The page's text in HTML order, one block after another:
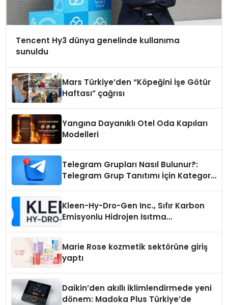
Tencent Hy3 dünya genelinde kullanıma
sunuldu
Mars Türkiye’den “Köpeğini İşe Götür
Haftası” çağrısı
Yangına Dayanıklı Otel Oda Kapıları
Modelleri
Telegram Grupları Nasıl Bulunur?:
Telegram Grup Tanıtımı İçin Kategori
Kleen-Hy-Dro-Gen Inc., Sıfır Karbon
Emisyonlu Hidrojen Isıtma
Marie Rose kozmetik sektörüne giriş
yaptı
Daikin’den akıllı iklimlendirmede yeni
dönem: Madoka Plus Türkiye’de